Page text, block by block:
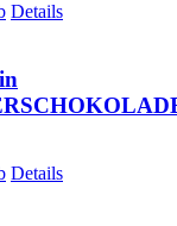
Details
Details